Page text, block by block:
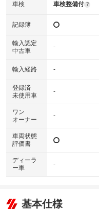
車検 車検整備付 ?
記録簿
輸入認定
中古車
-
輸入経路 -
登録済
未使用車
-
ワン
オーナー
-
車両状態
評価書
ディーラ
ー車
-
基本仕様